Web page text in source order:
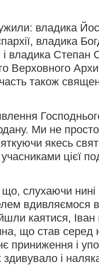
владика
владика
владика Степан
Верховного
також
Ми не
якесь
цієї
слухаючи нині
вдивляємося
каятися, Іван
що став серед
приниження і
і